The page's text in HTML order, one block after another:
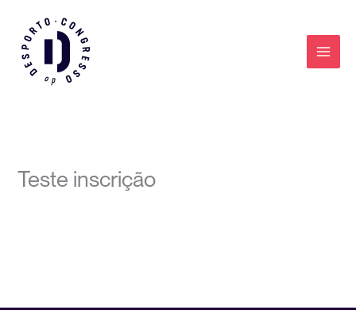
content
Teste inscrição